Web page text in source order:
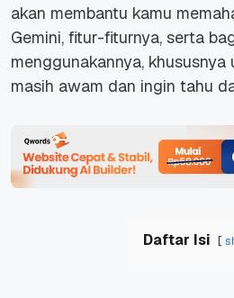
akan membantu kamu
Gemini, fitur-fiturnya, serta
menggunakannya,
masih awam dan ingin tahu
Daftar Isi